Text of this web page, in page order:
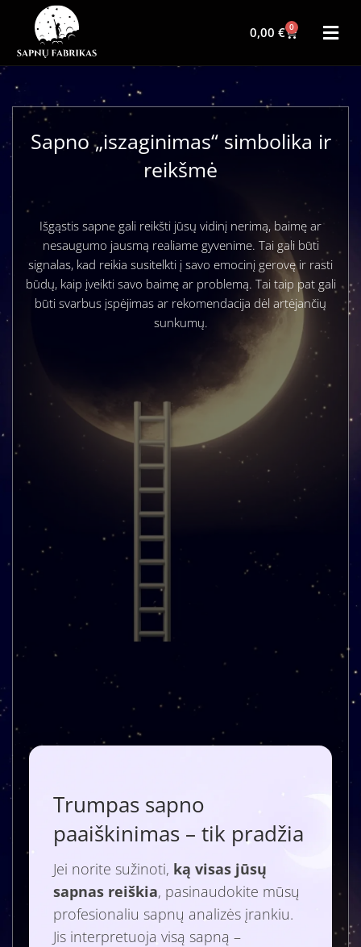
0,00 € 0
Sapno „iszaginimas“ simbolika ir
reikšmė
Išgąstis sapne gali reikšti jūsų vidinį nerimą, baimę ar
nesaugumo jausmą realiame gyvenime. Tai gali būti
signalas, kad reikia susitelkti į savo emocinį gerovę ir rasti
būdų, kaip įveikti savo baimę ar problemą. Tai taip pat gali
būti svarbus įspėjimas ar rekomendacija dėl artėjančių
sunkumų.
Trumpas sapno
paaiškinimas – tik pradžia
Jei norite sužinoti, ką visas jūsų
sapnas reiškia, pasinaudokite mūsų
profesionaliu sapnų analizės įrankiu.
Jis interpretuoja visą sapną –